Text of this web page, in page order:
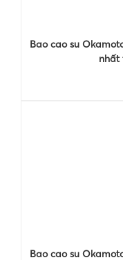
Bao cao su
nhất
Bao cao su